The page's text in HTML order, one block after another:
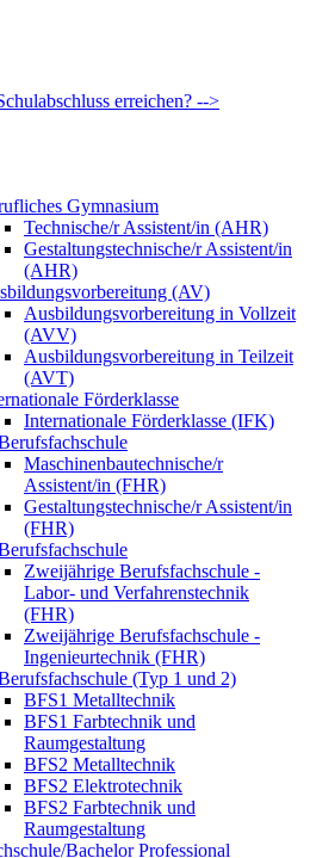
erreichen? -->
Gymnasium
Technische/r Assistent/in (AHR)
Gestaltungstechnische/r Assistent/in
(AHR)
(AV)
Ausbildungsvorbereitung in Vollzeit
(AVV)
Ausbildungsvorbereitung in Teilzeit
(AVT)
Förderklasse
Internationale Förderklasse (IFK)
Maschinenbautechnische/r
Assistent/in (FHR)
Gestaltungstechnische/r Assistent/in
(FHR)
Zweijährige Berufsfachschule -
Labor- und Verfahrenstechnik
(FHR)
Zweijährige Berufsfachschule -
Ingenieurtechnik (FHR)
(Typ 1 und 2)
BFS1 Metalltechnik
BFS1 Farbtechnik und
Raumgestaltung
BFS2 Metalltechnik
BFS2 Elektrotechnik
BFS2 Farbtechnik und
Raumgestaltung
Bachelor Professional